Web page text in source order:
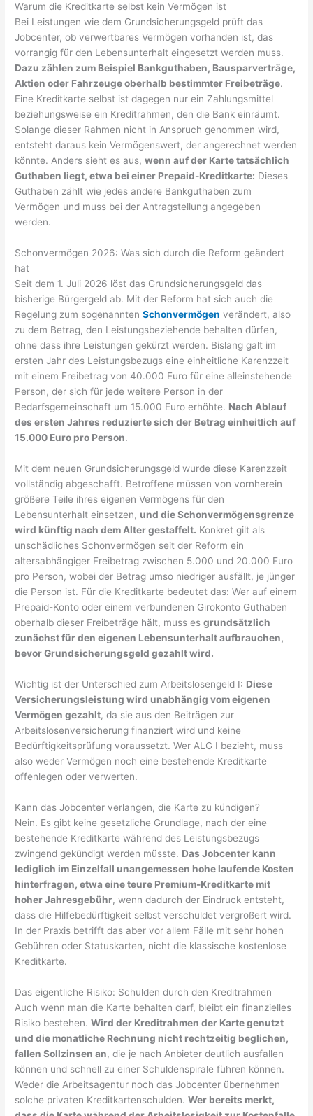
Warum die Kreditkarte selbst kein Vermögen ist
Bei Leistungen wie dem Grundsicherungsgeld prüft das
Jobcenter, ob verwertbares Vermögen vorhanden ist, das
vorrangig für den Lebensunterhalt eingesetzt werden muss.
Dazu zählen zum Beispiel Bankguthaben, Bausparverträge,
Aktien oder Fahrzeuge oberhalb bestimmter Freibeträge.
Eine Kreditkarte selbst ist dagegen nur ein Zahlungsmittel
beziehungsweise ein Kreditrahmen, den die Bank einräumt.
Solange dieser Rahmen nicht in Anspruch genommen wird,
entsteht daraus kein Vermögenswert, der angerechnet werden
könnte. Anders sieht es aus,wenn auf der Karte tatsächlich
Guthaben liegt, etwa bei einer Prepaid-Kreditkarte: Dieses
Guthaben zählt wie jedes andere Bankguthaben zum
Vermögen und muss bei der Antragstellung angegeben
werden.
Schonvermögen 2026: Was sich durch die Reform geändert
hat
Seit dem 1. Juli 2026 löst das Grundsicherungsgeld das
bisherige Bürgergeld ab. Mit der Reform hat sich auch die
Regelung zum sogenanntenSchonvermögen verändert, also
zu dem Betrag, den Leistungsbeziehende behalten dürfen,
ohne dass ihre Leistungen gekürzt werden. Bislang galt im
ersten Jahr des Leistungsbezugs eine einheitliche Karenzzeit
mit einem Freibetrag von 40.000 Euro für eine alleinstehende
Person, der sich für jede weitere Person in der
Bedarfsgemeinschaft um 15.000 Euro erhöhte. Nach Ablauf
des ersten Jahres reduzierte sich der Betrag einheitlich auf
15.000 Euro pro Person.
Mit dem neuen Grundsicherungsgeld wurde diese Karenzzeit
vollständig abgeschafft. Betroffene müssen von vornherein
größere Teile ihres eigenen Vermögens für den
Lebensunterhalt einsetzen, und die Schonvermögensgrenze
wird künftig nach dem Alter gestaffelt. Konkret gilt als
unschädliches Schonvermögen seit der Reform ein
altersabhängiger Freibetrag zwischen 5.000 und 20.000 Euro
pro Person, wobei der Betrag umso niedriger ausfällt, je jünger
die Person ist. Für die Kreditkarte bedeutet das: Wer auf einem
Prepaid-Konto oder einem verbundenen Girokonto Guthaben
oberhalb dieser Freibeträge hält, muss esgrundsätzlich
zunächst für den eigenen Lebensunterhalt aufbrauchen,
bevor Grundsicherungsgeld gezahlt wird.
Wichtig ist der Unterschied zum Arbeitslosengeld I: Diese
Versicherungsleistung wird unabhängig vom eigenen
Vermögen gezahlt, da sie aus den Beiträgen zur
Arbeitslosenversicherung finanziert wird und keine
Bedürftigkeitsprüfung voraussetzt. Wer ALG I bezieht, muss
also weder Vermögen noch eine bestehende Kreditkarte
offenlegen oder verwerten.
Kann das Jobcenter verlangen, die Karte zu kündigen?
Nein. Es gibt keine gesetzliche Grundlage, nach der eine
bestehende Kreditkarte während des Leistungsbezugs
zwingend gekündigt werden müsste. Das Jobcenter kann
lediglich im Einzelfall unangemessen hohe laufende Kosten
hinterfragen, etwa eine teure Premium-Kreditkarte mit
hoher Jahresgebühr, wenn dadurch der Eindruck entsteht,
dass die Hilfebedürftigkeit selbst verschuldet vergrößert wird.
In der Praxis betrifft das aber vor allem Fälle mit sehr hohen
Gebühren oder Statuskarten, nicht die klassische kostenlose
Kreditkarte.
Das eigentliche Risiko: Schulden durch den Kreditrahmen
Auch wenn man die Karte behalten darf, bleibt ein finanzielles
Risiko bestehen.Wird der Kreditrahmen der Karte genutzt
und die monatliche Rechnung nicht rechtzeitig beglichen,
fallen Sollzinsen an, die je nach Anbieter deutlich ausfallen
können und schnell zu einer Schuldenspirale führen können.
Weder die Arbeitsagentur noch das Jobcenter übernehmen
solche privaten Kreditkartenschulden.Wer bereits merkt,